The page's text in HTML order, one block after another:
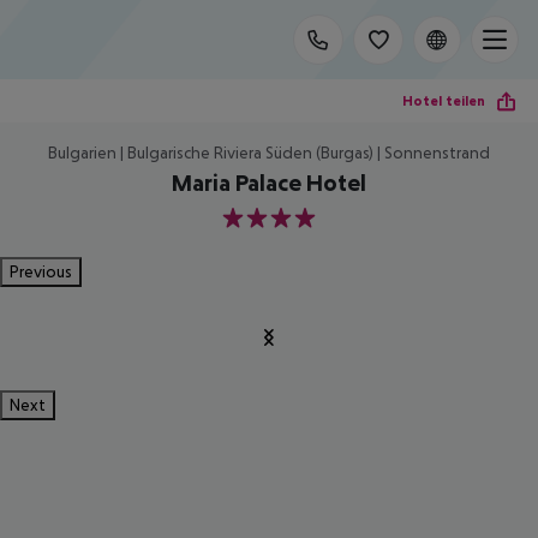
Hotel teilen
Bulgarien | Bulgarische Riviera Süden (Burgas) | Sonnenstrand
Maria Palace Hotel
4
Previous
Next